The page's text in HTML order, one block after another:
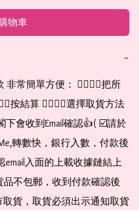
物車
−
常簡單方便： 👉🏻👉🏻把所
按結算 👉🏻👉🏻選擇取貨方法
會收到Email確認👍( ☑️請於
轉數快，銀行入數，付款後
入面的上載收據鏈結上
品不包郵，收到付款確認後
貨，取貨必須出示通知取貨